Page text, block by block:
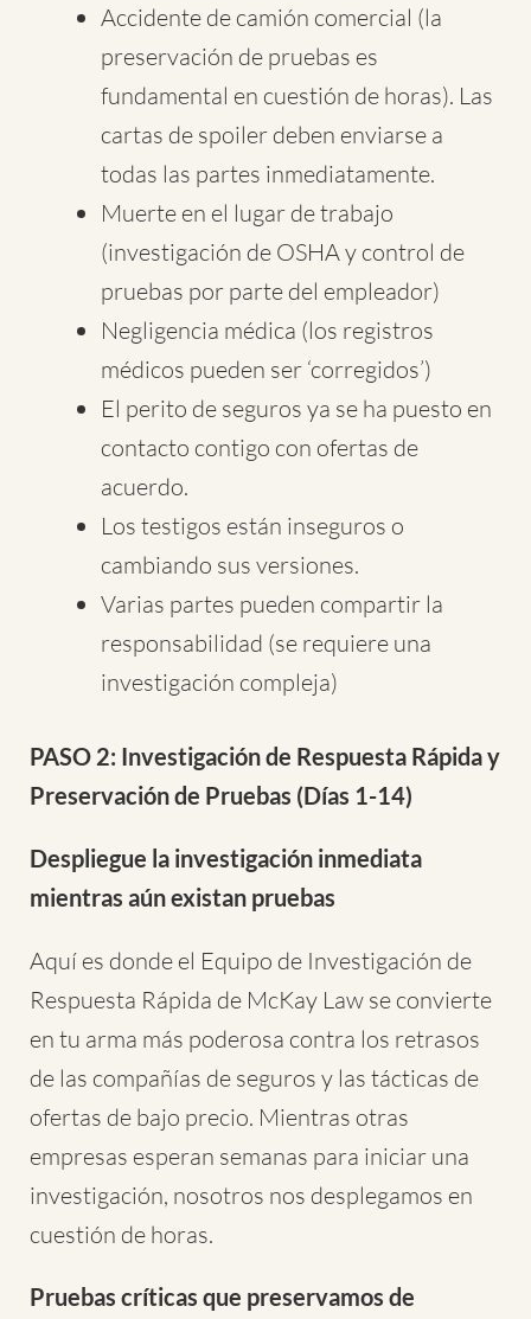
Accidente de camión comercial (la
preservación de pruebas es
fundamental en cuestión de horas). Las
cartas de spoiler deben enviarse a
todas las partes inmediatamente.
Muerte en el lugar de trabajo
(investigación de OSHA y control de
pruebas por parte del empleador)
Negligencia médica (los registros
médicos pueden ser ‘corregidos’)
El perito de seguros ya se ha puesto en
contacto contigo con ofertas de
acuerdo.
Los testigos están inseguros o
cambiando sus versiones.
Varias partes pueden compartir la
responsabilidad (se requiere una
investigación compleja)
PASO 2: Investigación de Respuesta Rápida y
Preservación de Pruebas (Días 1-14)
Despliegue la investigación inmediata
mientras aún existan pruebas
Aquí es donde el Equipo de Investigación de
Respuesta Rápida de McKay Law se convierte
en tu arma más poderosa contra los retrasos
de las compañías de seguros y las tácticas de
ofertas de bajo precio. Mientras otras
empresas esperan semanas para iniciar una
investigación, nosotros nos desplegamos en
cuestión de horas.
Pruebas críticas que preservamos de